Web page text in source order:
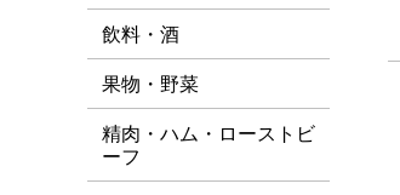
飲料・酒
果物・野菜
精肉・ハム・ローストビ
ーフ